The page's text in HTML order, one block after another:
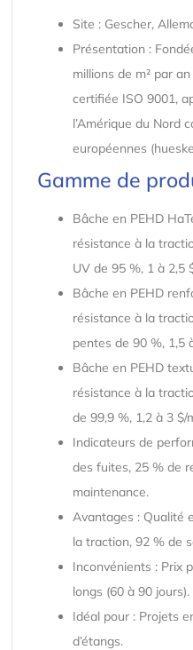
Site : Gescher,
Présentation :
millions de m² par
certifiée ISO 9001,
l’Amérique du Nord
européennes
Gamme de
Bâche en PEHD
résistance à la
UV de 95 %, 1 à 2,5
Bâche en PEHD
résistance à la
pentes de 90 %, 1,5
Bâche en PEHD
résistance à la
de 99,9 %, 1,2 à 3 $/
Indicateurs de
des fuites, 25 % de
maintenance.
Avantages : Qualité
la traction, 92 % de
Inconvénients : Prix
longs (60 à 90 jours).
Idéal pour : Projets
d’étangs.